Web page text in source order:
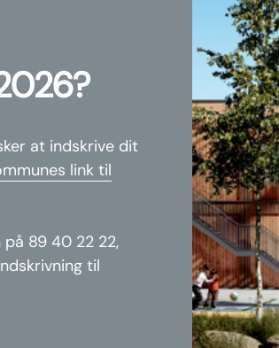
at indskrive dit
link til
89 40 22 22,
til